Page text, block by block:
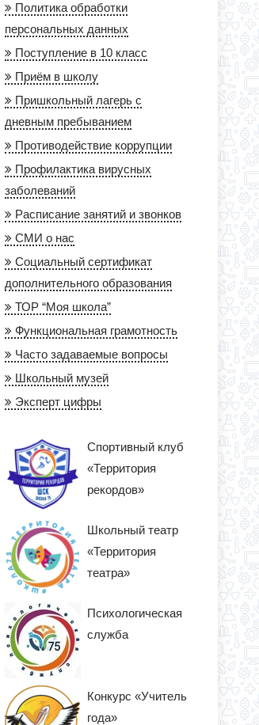
Политика обработки
персональных данных
Поступление в 10 класс
Приём в школу
Пришкольный лагерь с
дневным пребыванием
Противодействие коррупции
Профилактика вирусных
заболеваний
Расписание занятий и звонков
СМИ о нас
Социальный сертификат
дополнительного образования
ТОР “Моя школа”
Функциональная грамотность
Часто задаваемые вопросы
Школьный музей
Эксперт цифры
Спортивный клуб
«Территория
рекордов»
Школьный театр
«Территория
театра»
Психологическая
служба
Конкурс «Учитель
года»